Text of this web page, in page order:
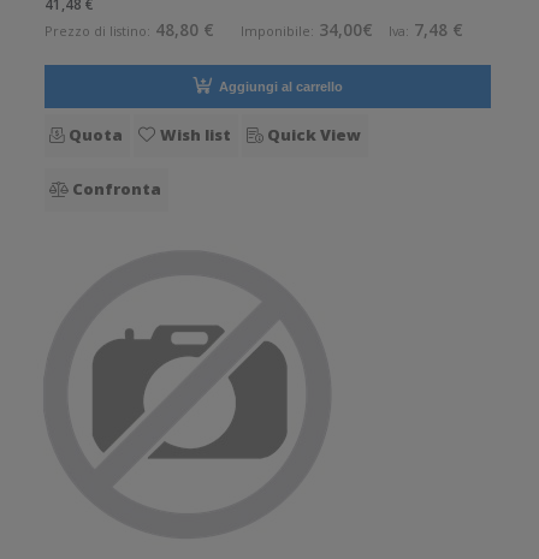
Accessorio opzionale. Pezzo di ricambio. Opzionale: Si
41,48 €
Prezzo di listino: 48,80 € Imponibile: 34,00€ Iva: 7,48 €
Aggiungi al carrello
Quota Wish list Quick View
Confronta